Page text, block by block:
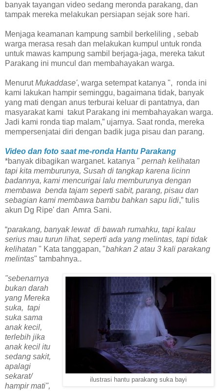
banyak tayangan video sedang meronda parakang, dan
tampak mereka melakukan persiapan sejak sore hari.
Menjaga keamanan kampung sambil berkeliling , sebab
warga merasa resah dan melakukan kumpul untuk ronda
untuk mawas kampung sambil berjaga-jaga, mereka takut
Parakang ini muncul dan membahayakan warga.
MenurutMukaddase', warga setempat katanya ", ronda ini
kami lakukan hampir seminggu, bagaimana tidak, banyak
yang mati dengan anus terburai keluar di pantatnya, dan
masyarakat kami takut Parakang ini membahayakan warga.
Jadi kami ronda tiap malam,” ujarnya. Saat ronda, mereka
mempersenjatai diri dengan badik juga pisau dan parang.
Video dan foto saat me-ronda Hantu Parakang
*banyak dibagikan warganet. katanya " pernah kelihatan
tapi kita memburunya, Susah di tangkap karena licinn
badannya, kami mencurigai lalu memburunya dengan
membawa benda tajam seperti sabit, parang, pisau dan
sebagian kami membawa bambu bahkan sapu lidi,” tulis
akun Dg Ripe' dan Amra Sani.
“parakang, banyak lewat di bawah rumahku, tapi kalau
serius mau turun lihat, seperti ada yang melintas, tapi tidak
kelihatan " Kata tanggapan, "bahkan 2 atau 3 kali parakang
melintas" tambahnya..
ilustrasi hantu parakang suka bayi
"sebenarnya
bukan darah
yang Mereka
suka, tapi
suka sama
anak kecil,
terlebih jika
anak kecil itu
sedang sakit,
apalagi
sekarat/
hampir mati",